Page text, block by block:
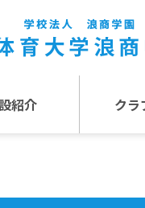
紹介 クラ